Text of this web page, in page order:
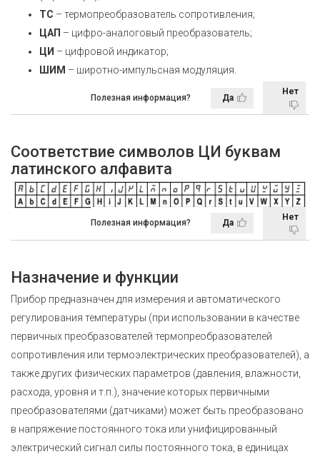
ТС – термопреобразователь сопротивления;
ЦАП – цифро-аналоговый преобразователь;
ЦИ – цифровой индикатор;
ШИМ – широтно-импульсная модуляция.
Полезная информация? Да
Нет
Соответствие символов ЦИ буквам
латинского алфавита
Полезная информация? Да
Нет
Назначение и функции
Прибор предназначен для измерения и автоматического
регулирования температуры (при использовании в качестве
первичных преобразователей термопреобразователей
сопротивления или термоэлектрических преобразователей), а
также других физических параметров (давления, влажности,
расхода, уровня и т.п.), значение которых первичными
преобразователями (датчиками) может быть преобразовано
в напряжение постоянного тока или унифицированный
электрический сигнал силы постоянного тока, в единицах